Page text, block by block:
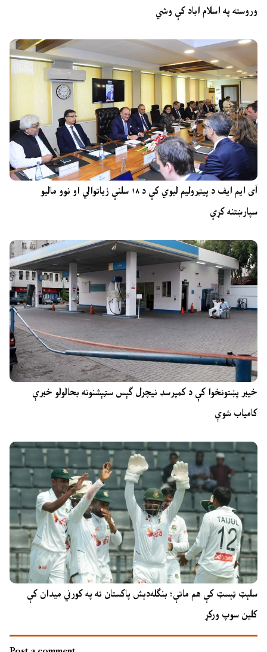
وروسته په اسلام اباد کې وشي
آی ایم ایف د پیټرولیم لیوي کې د ۱۸ سلنې زیاتوالي او نوو مالیو
سپارښتنه کړې
خیبر پښتونخوا کې د کمپرسډ نیچرل ګېس سټېشنونه بحالولو خبرې
کامیاب شوې
سلېټ ټېسټ کې هم ماتې؛ بنګله‌دېش پاکستان ته په کورني میدان کې
کلین سوپ ورکړ